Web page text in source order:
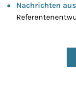
Nachrichten